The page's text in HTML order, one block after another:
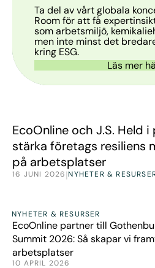
Ta del av vårt globala
Room för att få
som arbetsmiljö,
men inte minst det
kring ESG.
Läs mer
EcoOnline och J.S. Held
stärka företags resiliens
på arbetsplatser
16 JUNI 2026 |NYHETER &
NYHETER & RESURSER
EcoOnline partner till
Summit 2026: Så skapar vi
arbetsplatser
10 APRIL 2026